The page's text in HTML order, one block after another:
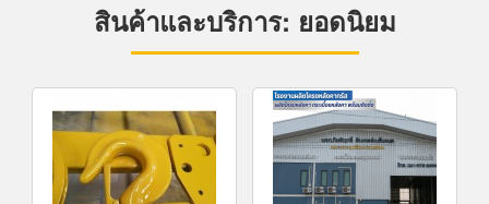
สินค้าและบริการ: ยอดนิยม